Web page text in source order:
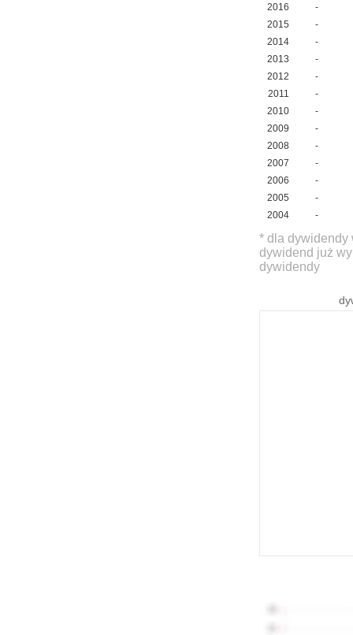
2016
-
2015
-
2014
-
2013
-
2012
-
2011
-
2010
-
2009
-
2008
-
2007
-
2006
-
2005
-
2004
-
* dla dywidendy
dywidend już
dywidendy